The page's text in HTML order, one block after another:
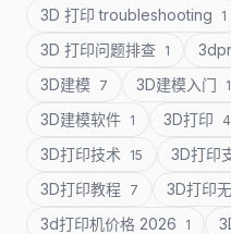
3D 打印 troubleshooting 1
3D 打印问题排查 1
3D建模 7 3D建模入门 1
3D建模软件 1 3D打印
3D打印技术 15 3D打印
3D打印教程 7 3D打印
3d打印机价格 2026 1